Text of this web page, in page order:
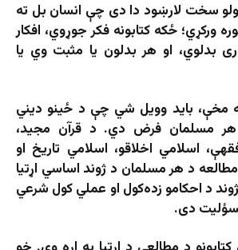
سخت لارښود دا دی چې انسان بل ته
ورکړي؛ ځکه کتابونه فکر جوړوي، افکار
بدلوي، او هر بدلون یا مثبت وي یا
باید وویل شي چې د ځینو دیني
هر مسلمان فرض دي. د قرآن مجید،
اسلامي اخلاقو، اسلامي تاریخ او
د هر مسلمان د ژوند اساسي اړتیا
د احکامو زده‌کول او عملي کول شرعي
دی.